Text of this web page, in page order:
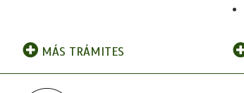
MÁS TRÁMITES